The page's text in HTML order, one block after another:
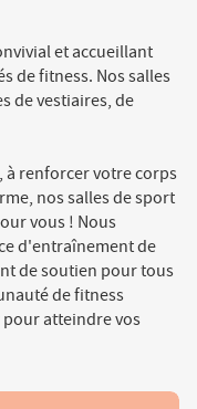
et accueillant
de fitness. Nos salles
de vestiaires, de
à renforcer votre corps
nos salles de sport
vous ! Nous
d'entraînement de
de soutien pour tous
de fitness
atteindre vos